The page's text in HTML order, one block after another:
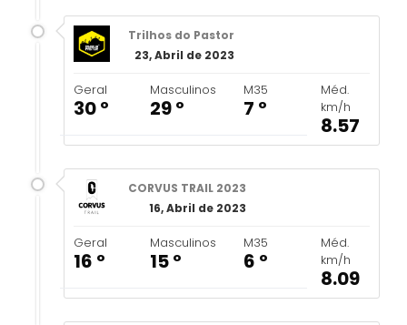
Trilhos do Pastor
23, Abril de 2023
Geral
30 º
Masculinos
29 º
M35
7 º
Méd.
km/h
8.57
CORVUS TRAIL 2023
16, Abril de 2023
Geral
16 º
Masculinos
15 º
M35
6 º
Méd.
km/h
8.09